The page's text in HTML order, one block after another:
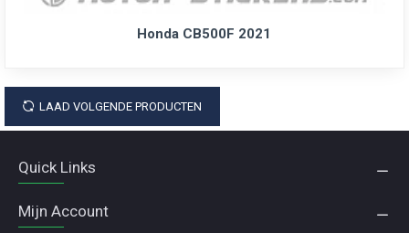
Honda CB500F 2021
LAAD VOLGENDE PRODUCTEN
Quick Links
Mijn Account